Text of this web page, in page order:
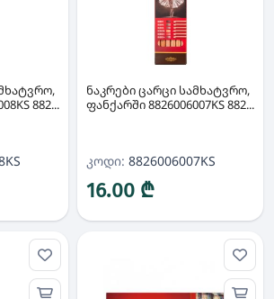
882...
ნაკრები ცარცი სამხატვრო,
ფანქარში 8826006007KS 882...
კოდი: 8826006007KS
16.00 ₾